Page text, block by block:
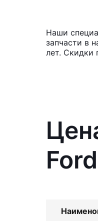
Наши
запчасти в
лет. Скидки